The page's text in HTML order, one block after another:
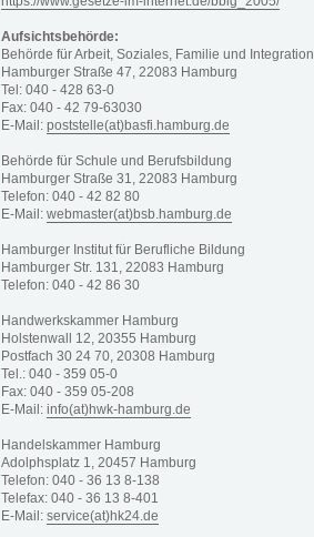
Aufsichtsbehörde:
Behörde für Arbeit, Soziales, Familie und Integration
Hamburger Straße 47, 22083 Hamburg
Tel: 040 - 428 63-0
Fax: 040 - 42 79-63030
E-Mail: poststelle(at)basfi.hamburg.de
Behörde für Schule und Berufsbildung
Hamburger Straße 31, 22083 Hamburg
Telefon: 040 - 42 82 80
E-Mail: webmaster(at)bsb.hamburg.de
Hamburger Institut für Berufliche Bildung
Hamburger Str. 131, 22083 Hamburg
Telefon: 040 - 42 86 30
Handwerkskammer Hamburg
Holstenwall 12, 20355 Hamburg
Postfach 30 24 70, 20308 Hamburg
Tel.: 040 - 359 05-0
Fax: 040 - 359 05-208
E-Mail: info(at)hwk-hamburg.de
Handelskammer Hamburg
Adolphsplatz 1, 20457 Hamburg
Telefon: 040 - 36 13 8-138
Telefax: 040 - 36 13 8-401
E-Mail: service(at)hk24.de